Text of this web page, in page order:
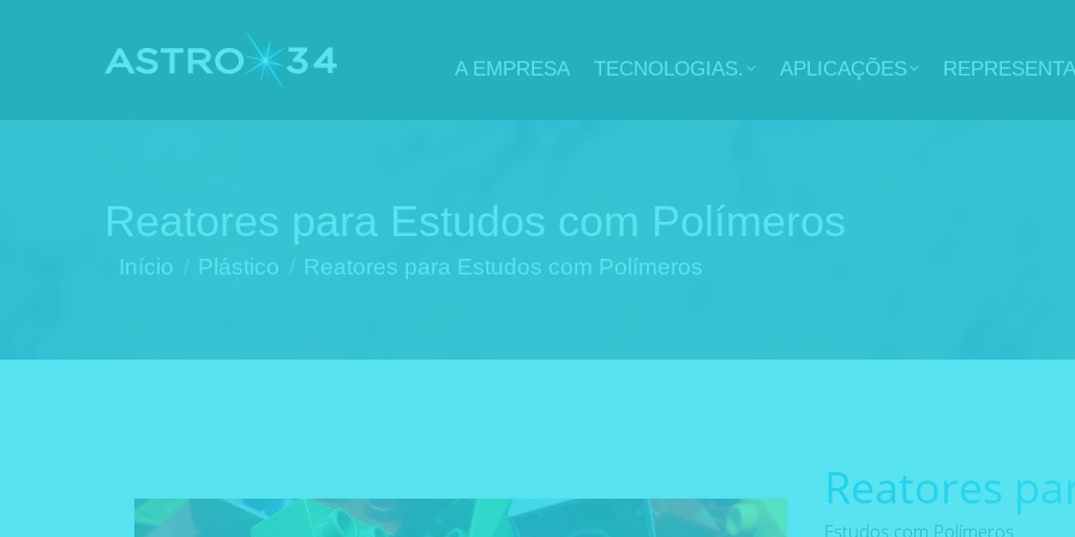
A EMPRESA TECNOLOGIAS. APLICAÇÕES
Reatores para Estudos com Polímeros
Você está aqui:
Início Plástico Reatores para Estudos com Polímeros
Reatores
Estudos com Polímeros